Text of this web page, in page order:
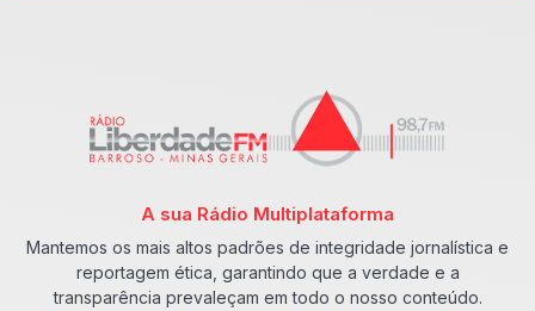
A sua Rádio Multiplataforma
Mantemos os mais altos padrões de integridade jornalística e
reportagem ética, garantindo que a verdade e a
transparência prevaleçam em todo o nosso conteúdo.